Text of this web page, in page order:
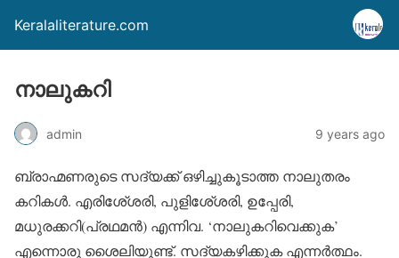
Keralaliterature.com
നാലുകറി
admin 9 years ago
ബ്രാഹ്മണരുടെ സദ്യക്ക് ഒഴിച്ചുകൂടാത്ത നാലുതരം
കറികള്‍. എരിശേ്ശരി, പുളിശേ്ശരി, ഉപ്പേരി,
മധുരക്കറി(പ്രഥമന്‍) എന്നിവ. ‘നാലുകറിവെക്കുക’
എന്നൊരു ശൈലിയുണ്ട്. സദ്യകഴിക്കുക എന്നര്‍ത്ഥം.